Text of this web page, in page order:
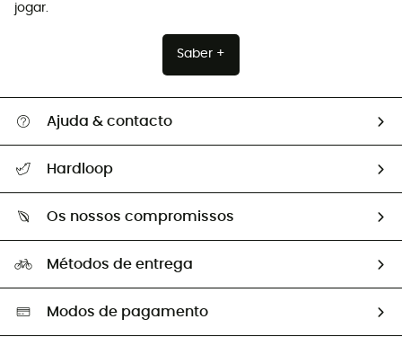
jogar.
Saber +
Ajuda & contacto
Devoluções e reembolsos
Guia de tamanhos
Trocas & Devoluções
Hardloop
Os nossos embaixadores
Os nossos compromissos
Seleção eco-responsável
Métodos de entrega
Modos de pagamento